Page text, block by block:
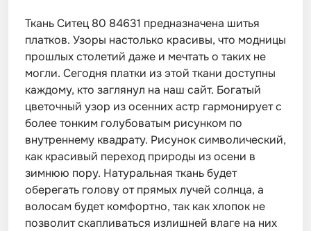
Ткань Ситец 80 84631 предназначена шитья
платков. Узоры настолько красивы, что модницы
прошлых столетий даже и мечтать о таких не
могли. Сегодня платки из этой ткани доступны
каждому, кто заглянул на наш сайт. Богатый
цветочный узор из осенних астр гармонирует с
более тонким голубоватым рисунком по
внутреннему квадрату. Рисунок символический,
как красивый переход природы из осени в
зимнюю пору. Натуральная ткань будет
оберегать голову от прямых лучей солнца, а
волосам будет комфортно, так как хлопок не
позволит скапливаться излишней влаге на них